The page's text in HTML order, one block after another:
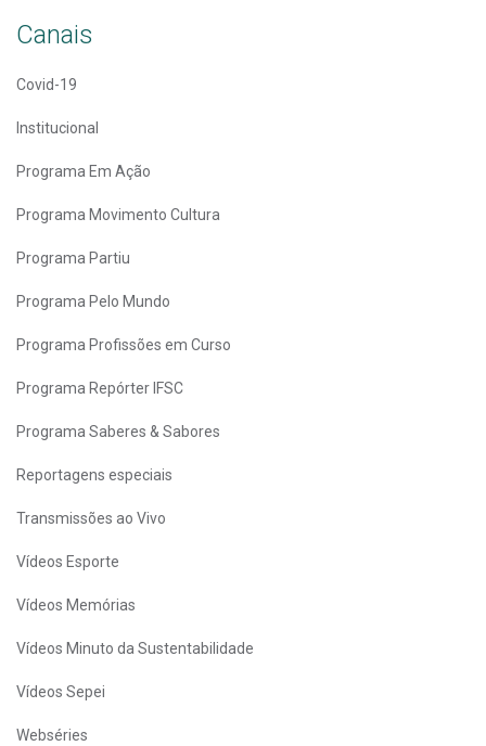
Canais
Covid-19
Institucional
Programa Em Ação
Programa Movimento Cultura
Programa Partiu
Programa Pelo Mundo
Programa Profissões em Curso
Programa Repórter IFSC
Programa Saberes & Sabores
Reportagens especiais
Transmissões ao Vivo
Vídeos Esporte
Vídeos Memórias
Vídeos Minuto da Sustentabilidade
Vídeos Sepei
Webséries